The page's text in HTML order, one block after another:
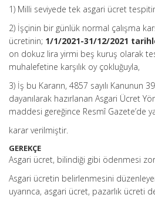
1) Milli seviyede tek asgari ücret
2) İşçinin bir günlük normal çalışma
ücretinin; 1/1/2021-31/12/2021
on dokuz lira yirmi beş kuruş olarak
muhalefetine karşılık oy çokluğuyla,
3) İş bu Kararın, 4857 sayılı Kanunun
dayanılarak hazırlanan Asgari Ücret
maddesi gereğince Resmî Gazete’de
karar verilmiştir.
GEREKÇE
Asgari ücret, bilindiği gibi ödenmesi
Asgari ücretin belirlenmesini
uyarınca, asgari ücret, pazarlık ücreti